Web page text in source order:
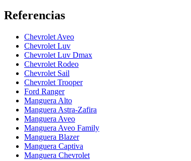
Referencias
Chevrolet Aveo
Chevrolet Luv
Chevrolet Luv Dmax
Chevrolet Rodeo
Chevrolet Sail
Chevrolet Trooper
Ford Ranger
Manguera Alto
Manguera Astra-Zafira
Manguera Aveo
Manguera Aveo Family
Manguera Blazer
Manguera Captiva
Manguera Chevrolet